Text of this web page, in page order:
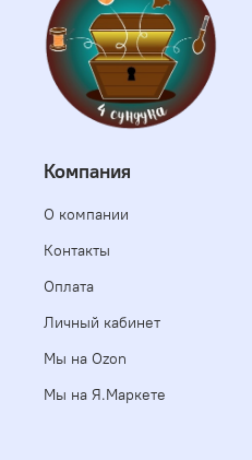
Компания
О компании
Контакты
Оплата
Личный кабинет
Мы на Ozon
Мы на Я.Маркете